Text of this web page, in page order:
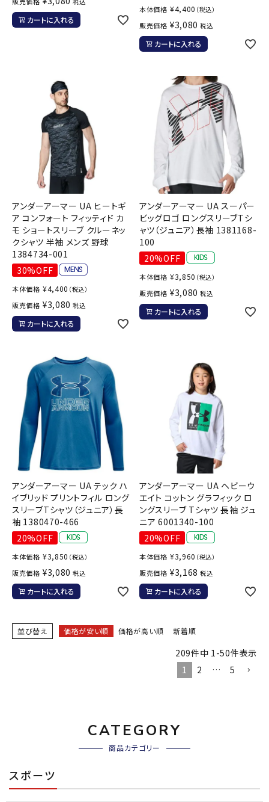
カートに入れる
本体価格 ¥4,400 （税込）
販売価格 ¥3,080 税込
カートに入れる
アンダーアーマー UA ヒートギ
ア コンフォート フィッティド カ
モ ショートスリーブ クルーネッ
クシャツ 半袖 メンズ 野球
1384734-001
30%OFF
本体価格 ¥4,400 （税込）
販売価格 ¥3,080 税込
カートに入れる
アンダーアーマー UA スーパー
ビッグロゴ ロングスリーブTシ
ャツ（ジュニア）長袖 1381168-
100
20%OFF
本体価格 ¥3,850 （税込）
販売価格 ¥3,080 税込
カートに入れる
アンダーアーマー UA テック ハ
イブリッド プリントフィル ロング
スリーブTシャツ（ジュニア）長
袖 1380470-466
20%OFF
本体価格 ¥3,850 （税込）
販売価格 ¥3,080 税込
カートに入れる
アンダーアーマー UA ヘビーウ
エイト コットン グラフィック ロ
ングスリーブ Tシャツ 長袖 ジュ
ニア 6001340-100
20%OFF
本体価格 ¥3,960 （税込）
販売価格 ¥3,168 税込
カートに入れる
並び替え 価格が安い順 価格が高い順 新着順
209件中 1 -50件表示
1
2 … 5
CATEGORY
商品カテゴリー
スポーツ